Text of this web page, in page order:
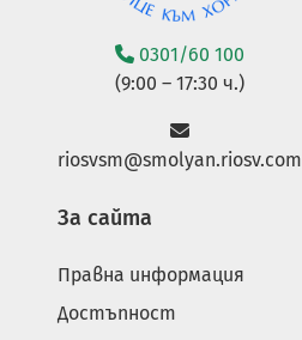
0301/60 100
(9:00 – 17:30 ч.)
riosvsm@smolyan.riosv.com
За сайта
Правна информация
Достъпност